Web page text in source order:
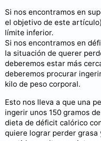
Si nos encontramos en
el objetivo de este
límite inferior.
Si nos encontramos en
la situación de querer
deberemos estar más
deberemos procurar
kilo de peso corporal.
Esto nos lleva a que una
ingerir unos 150 gramos
dieta de déficit calórico
quiere lograr perder grasa